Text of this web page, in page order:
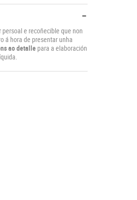
e recoñecible que non
á hora de presentar unha
ao detalle para a elaboración